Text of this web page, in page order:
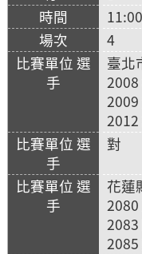
11:00
4
臺北
對
花蓮